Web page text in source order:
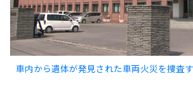
車内から遺体が発見された車両火災を捜査